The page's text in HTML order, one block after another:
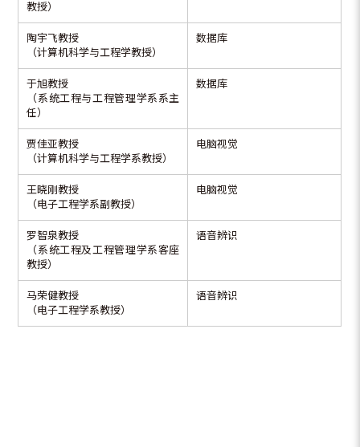
教授）
陶宇飞教授
（计算机科学与工程学教授）
数据库
于旭教授
（系统工程与工程管理学系系主
任）
数据库
贾佳亚教授
（计算机科学与工程学系教授）
电脑视觉
王晓刚教授
（电子工程学系副教授）
电脑视觉
罗智泉教授
（系统工程及工程管理学系客座
教授）
语音辨识
马荣健教授
（电子工程学系教授）
语音辨识